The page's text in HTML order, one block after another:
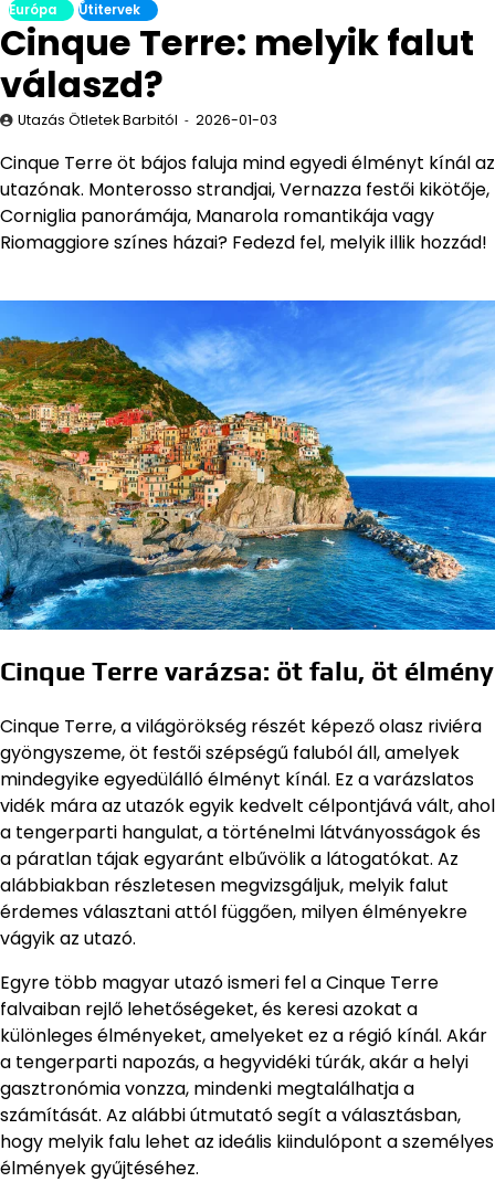
Európa Útitervek
Cinque Terre: melyik falut
válaszd?
Utazás Ötletek Barbitól 2026-01-03
Cinque Terre öt bájos faluja mind egyedi élményt kínál az
utazónak. Monterosso strandjai, Vernazza festői kikötője,
Corniglia panorámája, Manarola romantikája vagy
Riomaggiore színes házai? Fedezd fel, melyik illik hozzád!
Cinque Terre varázsa: öt falu, öt élmény
Cinque Terre, a világörökség részét képező olasz riviéra
gyöngyszeme, öt festői szépségű faluból áll, amelyek
mindegyike egyedülálló élményt kínál. Ez a varázslatos
vidék mára az utazók egyik kedvelt célpontjává vált, ahol
a tengerparti hangulat, a történelmi látványosságok és
a páratlan tájak egyaránt elbűvölik a látogatókat. Az
alábbiakban részletesen megvizsgáljuk, melyik falut
érdemes választani attól függően, milyen élményekre
vágyik az utazó.
Egyre több magyar utazó ismeri fel a Cinque Terre
falvaiban rejlő lehetőségeket, és keresi azokat a
különleges élményeket, amelyeket ez a régió kínál. Akár
a tengerparti napozás, a hegyvidéki túrák, akár a helyi
gasztronómia vonzza, mindenki megtalálhatja a
számítását. Az alábbi útmutató segít a választásban,
hogy melyik falu lehet az ideális kiindulópont a személyes
élmények gyűjtéséhez.